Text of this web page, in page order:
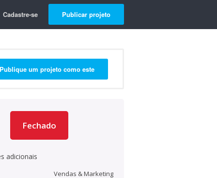
Cadastre-se Publicar projeto
Publique um projeto como este
Fechado
adicionais
Vendas & Marketing